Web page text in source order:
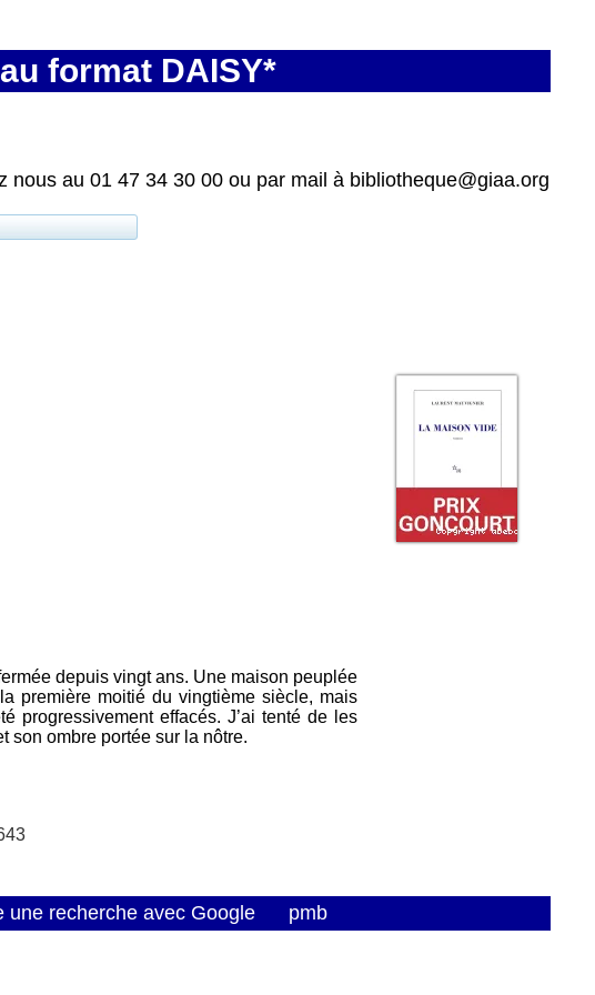
format DAISY*
au 01 47 34 30 00 ou par mail à bibliotheque@giaa.org
depuis vingt ans. Une maison peuplée
première moitié du vingtième siècle, mais
progressivement effacés. J’ai tenté de les
son ombre portée sur la nôtre.
une recherche avec Google pmb